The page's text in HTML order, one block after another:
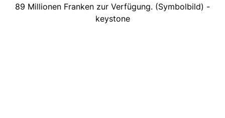
89 Millionen Franken zur Verfügung. (Symbolbild) -
keystone